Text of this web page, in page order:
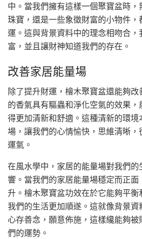
中。當我們擁有這樣一個聚寶盆時
珠寶，還是一些象徵財富的小物件
運。這與背景資料中的理念相吻合
富，並且讓財神知道我們的存在。
改善家居能量場
除了提升財運，檜木聚寶盆還能夠
的香氣具有驅蟲和淨化空氣的效果
得更加清新和舒適。這種清新的環
場，讓我們的心情愉快，思維清晰
運氣。
在風水學中，家居的能量場對我們
響。當我們的家居能量場穩定而正
升。檜木聚寶盆功效在於它能夠平
我們的生活更加順遂。這就像背景
心存善念，願意佈施，這樣纔能夠
們的運勢。